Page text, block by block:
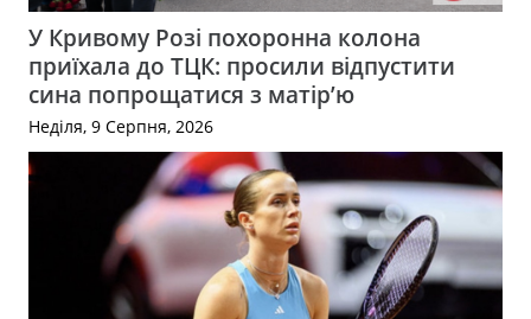
У Кривому Розі похоронна колона
приїхала до ТЦК: просили відпустити
сина попрощатися з матір’ю
Неділя, 9 Серпня, 2026